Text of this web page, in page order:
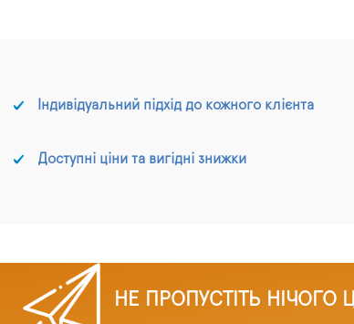
Індивідуальний підхід до кожного клієнта
Доступні ціни та вигідні знижки
НЕ ПРОПУСТІТЬ НІЧОГО